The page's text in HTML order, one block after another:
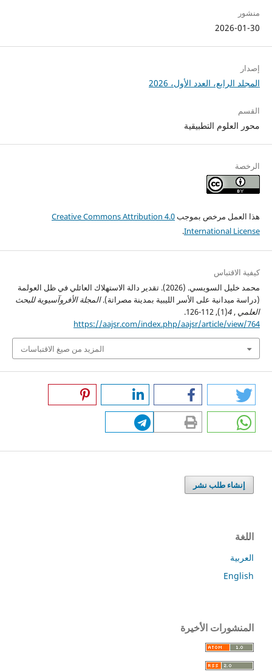
منشور
2026-01-30
إصدار
المجلد الرابع، العدد الأول، 2026
القسم
محور العلوم التطبيقية
الرخصة
هذا العمل مرخص بموجبCreative Commons Attribution 4.0
International License
.
كيفية الاقتباس
محمد خليل السويسي. (2026). تقدير دالة الاستهلاك العائلي في ظل العولمة
(دراسة ميدانية على الأسر الليبية بمدينة مصراتة).المجلة الأفروآسيوية للبحث
العلمي ,
4
(1), 112-126.
https://aajsr.com/index.php/aajsr/article/view/764
المزيد من صيغ الاقتباسات
إنشاء طلب نشر
اللغة
العربية
English
المنشورات الأخيرة